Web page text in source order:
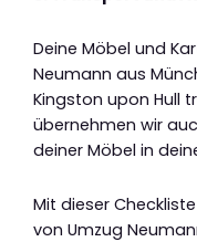
Deine Möbel und
Neumann aus
Kingston upon Hull
übernehmen wir
deiner Möbel in
Mit dieser
von Umzug